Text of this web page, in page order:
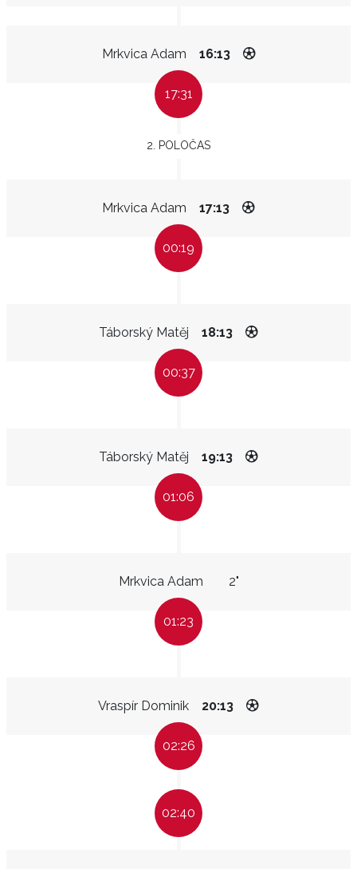
Mrkvica Adam 16:13
17:31
2. POLOČAS
Mrkvica Adam 17:13
00:19
Táborský Matěj 18:13
00:37
Táborský Matěj 19:13
01:06
Mrkvica Adam 2"
01:23
Vraspír Dominik 20:13
02:26
02:40